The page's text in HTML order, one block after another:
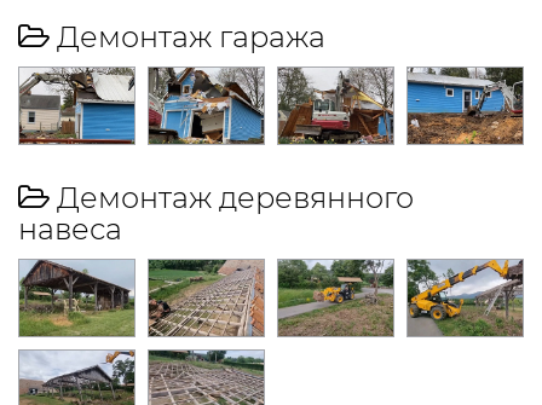
Демонтаж гаража
Демонтаж деревянного
навеса